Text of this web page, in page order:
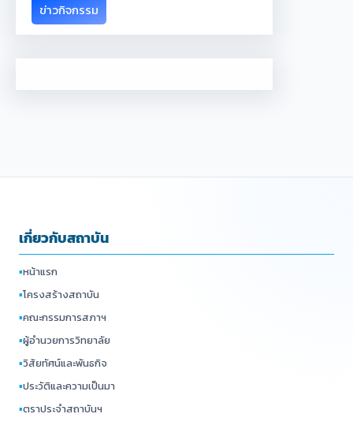
ข่าวกิจกรรม
เกี่ยวกับสถาบัน
▪หน้าแรก
▪โครงสร้างสถาบัน
▪คณะกรรมการสภาฯ
▪ผู้อำนวยการวิทยาลัย
▪วิสัยทัศน์และพันธกิจ
▪ประวัติและความเป็นมา
▪ตราประจำสถาบันฯ